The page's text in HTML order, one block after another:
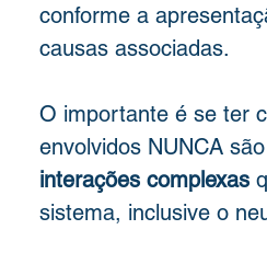
conforme a
causas associadas.
O importante é se ter
envolvidos NUNCA
interações complexas
sistema, inclusive o